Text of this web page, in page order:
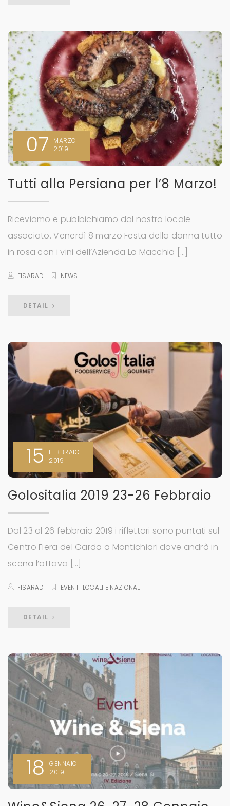
07
MARZO
2019
Tutti alla Persiana per l’8 Marzo!
Riceviamo e publbichiamo dal nostro locale
associato. Venerdì 8 marzo Festa della donna tutto
in rosa con i vini dell’Azienda La Macchia […]
FISARAD NEWS
DETAIL
15
FEBBRAIO
2019
Golositalia 2019 23-26 Febbraio
Dal 23 al 26 febbraio 2019 i riflettori sono puntati sul
Centro Fiera del Garda a Montichiari dove andrà in
scena l’ottava […]
FISARAD EVENTI LOCALI E NAZIONALI
DETAIL
18
GENNAIO
2019